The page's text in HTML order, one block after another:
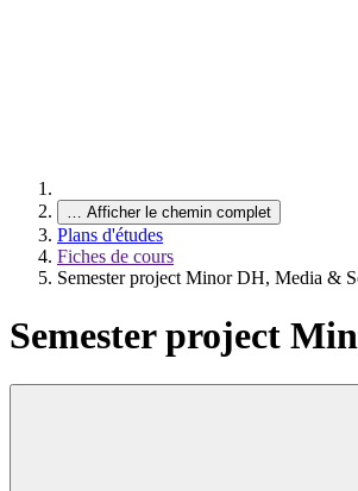
… Afficher le chemin complet
Plans d'études
Fiches de cours
Semester project Minor DH, Media &
Semester project